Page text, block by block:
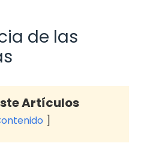
de las
Artículos